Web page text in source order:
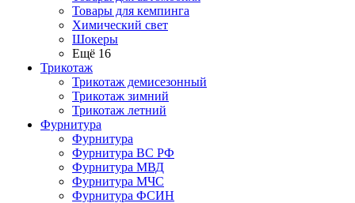
Товары для кемпинга
Химический свет
Шокеры
Ещё 16
Трикотаж
Трикотаж демисезонный
Трикотаж зимний
Трикотаж летний
Фурнитура
Фурнитура
Фурнитура ВС РФ
Фурнитура МВД
Фурнитура МЧС
Фурнитура ФСИН